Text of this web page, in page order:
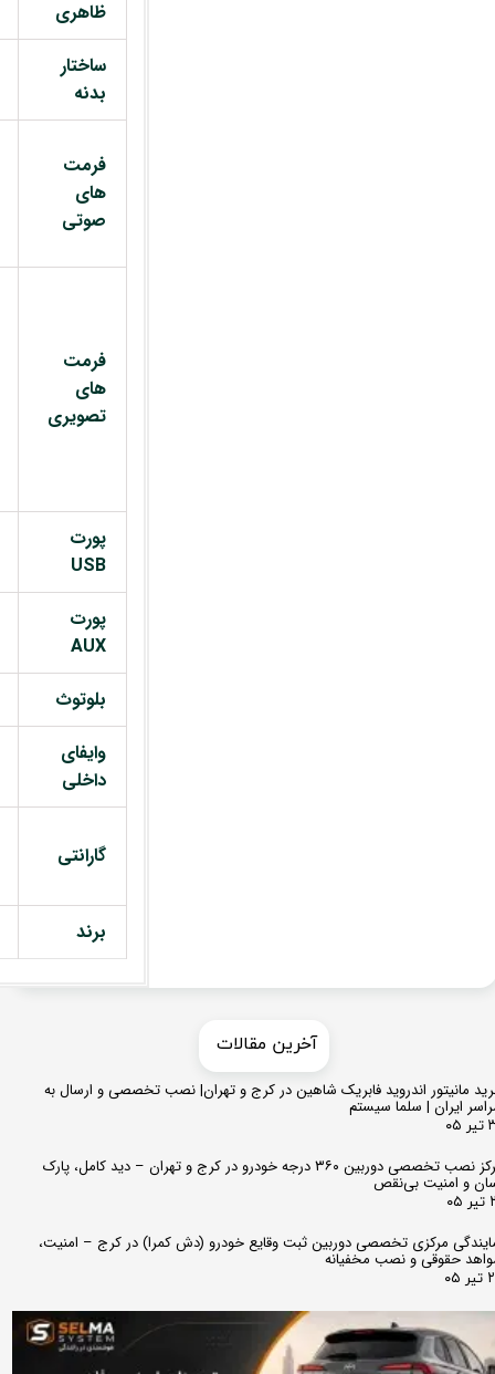
ظاهری
ساختار
بدنه
فرمت
های
صوتی
فرمت
های
تصویری
پورت
USB
پورت
AUX
بلوتوث
وایفای
داخلی
گارانتی
برند
مانیتور اندروید فابریک شاهین در کرج و تهران| نصب تخصصی و ارسال به
ایران | سلما سیستم
مرکز نصب تخصصی دوربین ۳۶۰ درجه خودرو در کرج و تهران – دید کامل، پارک
و امنیت بی‌نقص
مرکزی تخصصی دوربین ثبت وقایع خودرو (دش کمرا) در کرج – امنیت،
حقوقی و نصب مخفیانه
​​آخرین مقالات